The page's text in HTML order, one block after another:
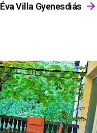
Éva Villa Gyenesdiás